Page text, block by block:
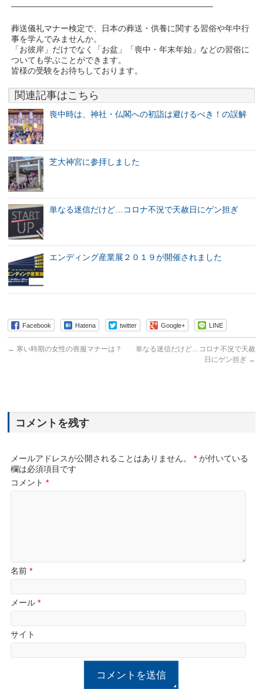
————————————————————————–
葬送儀礼マナー検定で、日本の葬送・供養に関する習俗や年中行
事を学んでみませんか。
「お彼岸」だけでなく「お盆」「喪中・年末年始」などの習俗に
ついても学ぶことができます。
皆様の受験をお待ちしております。
関連記事はこちら
喪中時は、神社・仏閣への初詣は避けるべき！の誤解
芝大神宮に参拝しました
単なる迷信だけど…コロナ不況で天赦日にゲン担ぎ
エンディング産業展２０１９が開催されました
Facebook Hatena twitter Google+ LINE
← 寒い時期の女性の喪服マナーは？
単なる迷信だけど…コロナ不況で天赦
日にゲン担ぎ →
コメントを残す
メールアドレスが公開されることはありません。 * が付いている
欄は必須項目です
コメント*
名前*
メール*
サイト